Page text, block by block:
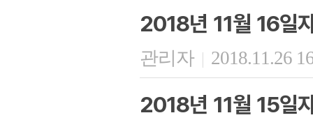
2018년 11월 16일
관리자 | 2018.11.26
2018년 11월 15일